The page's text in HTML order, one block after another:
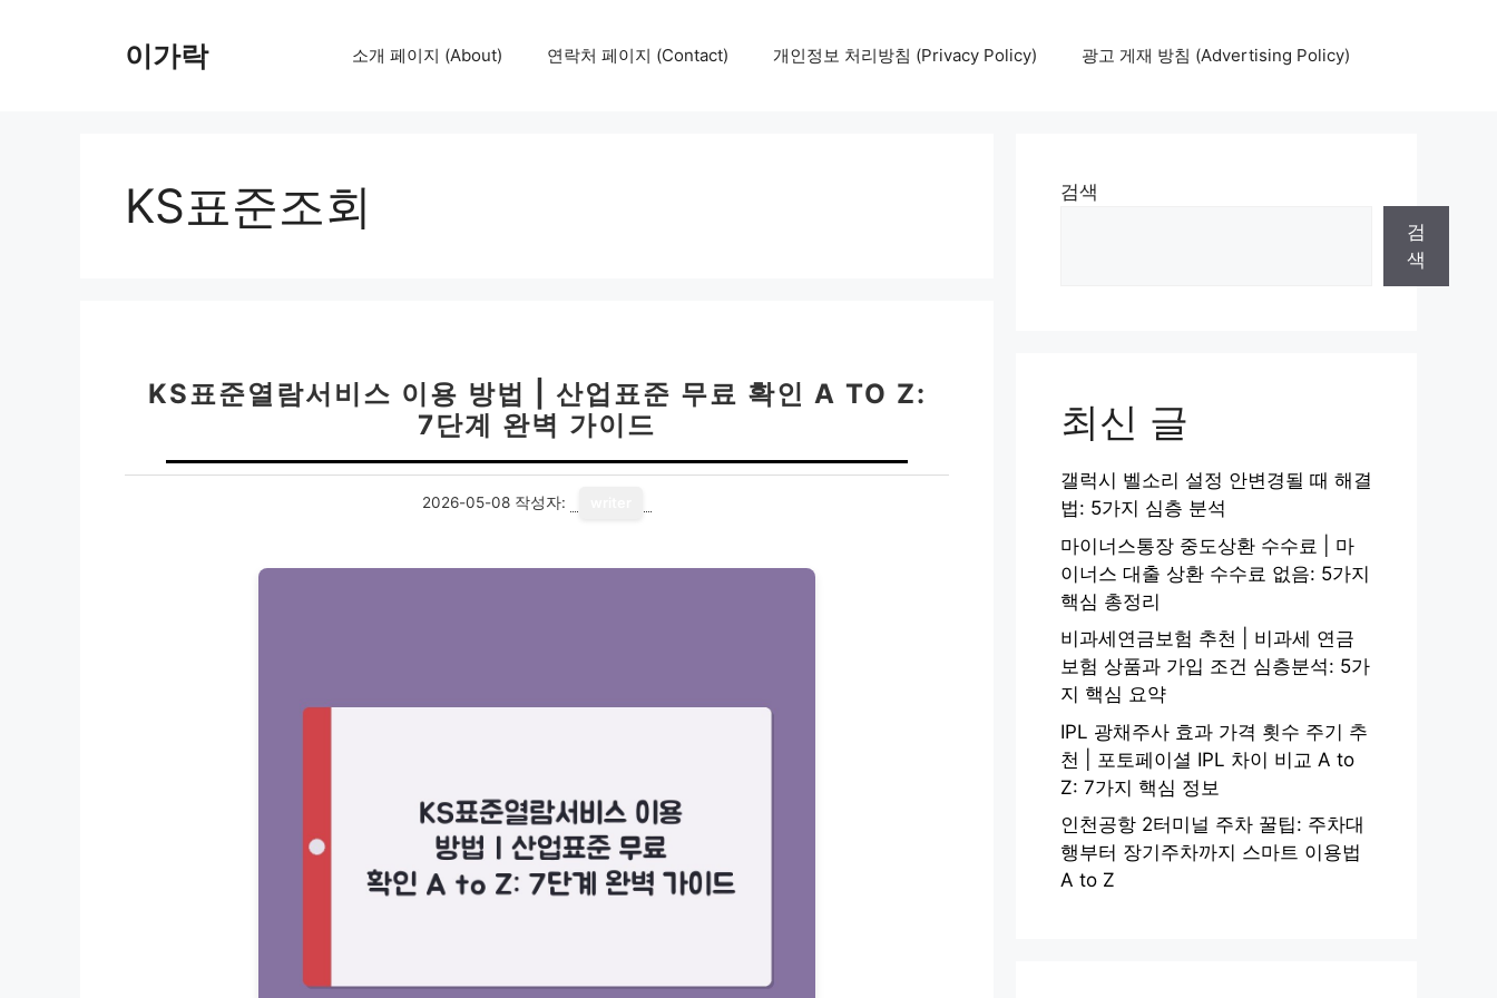
이가락 소개 페이지 (About) 연락처 페이지 (Contact) 개인정보 처리방침 (Privacy Policy) 광고 게재 방침 (Advertising Policy)
KS표준조회
KS표준열람서비스 이용 방법 | 산업표준 무료 확인 A TO Z:
7단계 완벽 가이드
2026-05-08 작성자:
검색
검
색
최신 글
갤럭시 벨소리 설정 안변경될 때 해결
법: 5가지 심층 분석
마이너스통장 중도상환 수수료 | 마
이너스 대출 상환 수수료 없음: 5가지
핵심 총정리
비과세연금보험 추천 | 비과세 연금
보험 상품과 가입 조건 심층분석: 5가
지 핵심 요약
IPL 광채주사 효과 가격 횟수 주기 추
천 | 포토페이셜 IPL 차이 비교 A to
Z: 7가지 핵심 정보
인천공항 2터미널 주차 꿀팁: 주차대
행부터 장기주차까지 스마트 이용법
A to Z